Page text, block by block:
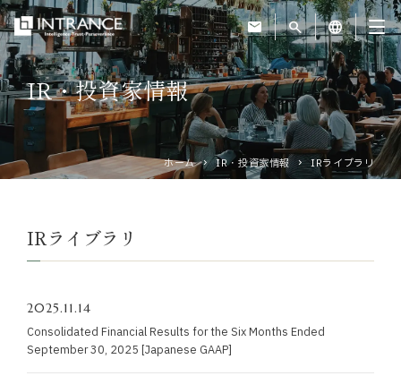
mail search language
トップ
企業情報
運営ホテル
IR・投資家情報
IR・投資家情報
ホーム IR・投資家情報 IRライブラリ
IRライブラリ
2025.11.14
Consolidated Financial Results for the Six Months Ended
September 30, 2025 [Japanese GAAP]